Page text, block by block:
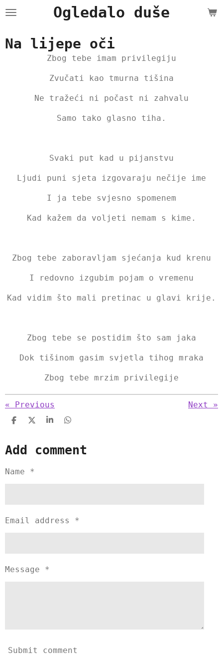
Skip
content
Ogledalo duše
Na lijepe oči
Zbog tebe imam privilegiju
Zvučati kao tmurna tišina
Ne tražeći ni počast ni zahvalu
Samo tako glasno tiha.
Svaki put kad u pijanstvu
Ljudi puni sjeta izgovaraju nečije ime
I ja tebe svjesno spomenem
Kad kažem da voljeti nemam s kime.
Zbog tebe zaboravljam sjećanja kud krenu
I redovno izgubim pojam o vremenu
Kad vidim što mali pretinac u glavi krije.
Zbog tebe se postidim što sam jaka
Dok tišinom gasim svjetla tihog mraka
Zbog tebe mrzim privilegije
« Previous Next »
S
r
e
S
S
r
e
S
r
e
Add comment
Name *
Email address *
Message *
Submit comment